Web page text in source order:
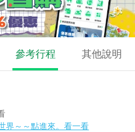
參考行程 其他說明
界～～點進來。看一看